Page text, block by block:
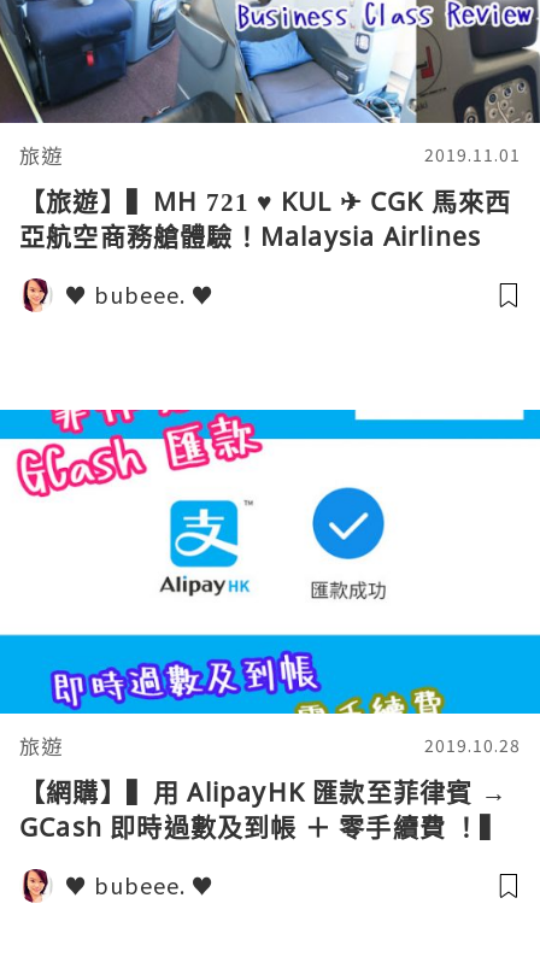
旅遊 2019.11.01
【旅遊】▍MH 721 ♥ KUL ✈ CGK 馬來西
亞航空商務艙體驗！Malaysia Airlines
Business Class Review! ▍
♥ bubeee. ♥
旅遊 2019.10.28
【網購】▍用 AlipayHK 匯款至菲律賓 →
GCash 即時過數及到帳 ＋ 零手續費 ！▍
♥ bubeee. ♥